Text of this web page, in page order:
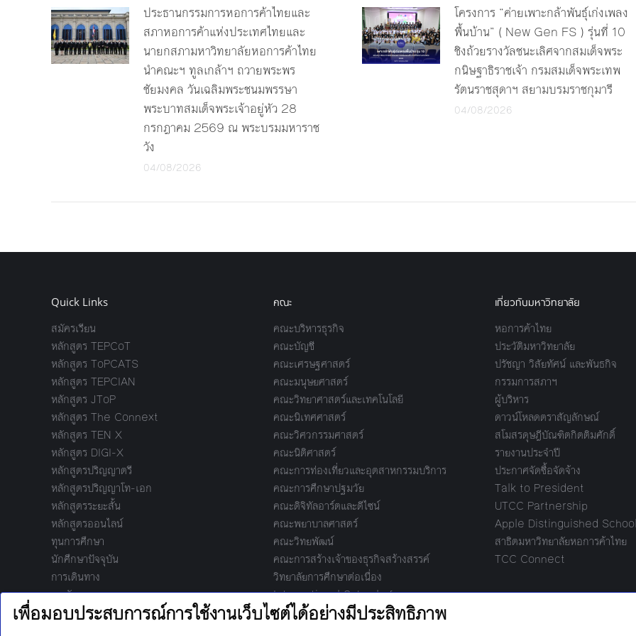
ประธานกรรมการหอการค้าไทยและ
สภาหอการค้าแห่งประเทศไทยและ
นายกสภามหาวิทยาลัยหอการค้าไทย
นำคณะฯ ทูลเกล้าฯ ถวายพระพร
ชัยมงคล วันเฉลิมพระชนมพรรษา
พระบาทสมเด็จพระเจ้าอยู่หัว 28
กรกฎาคม 2569 ณ พระบรมมหาราช
วัง
04/08/2026
โครงการ “ค่ายเพาะกล้าพันธุ์เก่งเพลง
พื้นบ้าน” ( New Gen FS ) รุ่นที่ 10
ชิงถ้วยรางวัลชนะเลิศจากสมเด็จพระ
กนิษฐาธิราชเจ้า กรมสมเด็จพระเทพ
รัตนราชสุดาฯ สยามบรมราชกุมารี
04/08/2026
Quick Links
สมัครเรียน
หลักสูตร TEPCoT
หลักสูตร ToPCATS
หลักสูตร TEPCIAN
หลักสูตร JToP
หลักสูตร The Connext
หลักสูตร TEN X
หลักสูตร DIGI-X
หลักสูตรปริญญาตรี
หลักสูตรปริญญาโท-เอก
หลักสูตรระยะสั้น
หลักสูตรออนไลน์
ทุนการศึกษา
นักศึกษาปัจจุบัน
การเดินทาง
หอพัก
คณะ
คณะบริหารธุรกิจ
คณะบัญชี
คณะเศรษฐศาสตร์
คณะมนุษยศาสตร์
คณะวิทยาศาสตร์และเทคโนโลยี
คณะนิเทศศาสตร์
คณะวิศวกรรมศาสตร์
คณะนิติศาสตร์
คณะการท่องเที่ยวและอุตสาหกรรมบริการ
คณะการศึกษาปฐมวัย
คณะดิจิทัลอาร์ตและดีไซน์
คณะพยาบาลศาสตร์
คณะวิทยพัฒน์
คณะการสร้างเจ้าของธุรกิจสร้างสรรค์
วิทยาลัยการศึกษาต่อเนื่อง
International School of
Management
เกี่ยวกับมหาวิทยาลัย
หอการค้าไทย
ประวัติมหาวิทยาลัย
ปรัชญา วิสัยทัศน์ และพันธกิจ
กรรมการสภาฯ
ผู้บริหาร
ดาวน์โหลดตราสัญลักษณ์
สโมสรดุษฎีบัณฑิตกิตติมศักดิ์
รายงานประจำปี
ประกาศจัดซื้อจัดจ้าง
Talk to President
UTCC Partnership
Apple Distinguished School
สาธิตมหาวิทยาลัยหอการค้าไทย
TCC Connect